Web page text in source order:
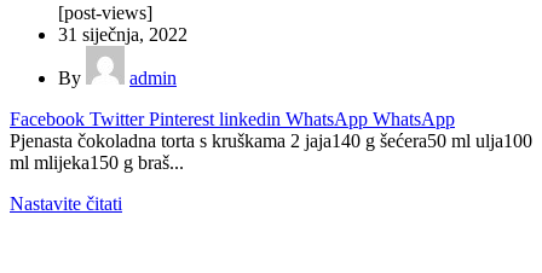
[post-views]
31 siječnja, 2022
By
admin
Facebook Twitter Pinterest linkedin WhatsApp WhatsApp
Pjenasta čokoladna torta s kruškama 2 jaja140 g šećera50 ml ulja100
ml mlijeka150 g braš...
Nastavite čitati